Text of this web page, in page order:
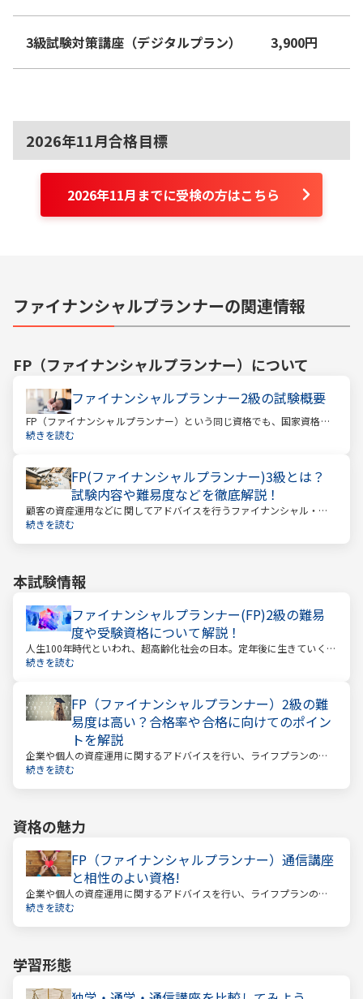
3級試験対策講座（デジタルプラン） 3,900円
2026年11月合格目標
2026年11月までに受検の方はこちら
ファイナンシャルプランナーの関連情報
FP（ファイナンシャルプランナー） について
ファイナンシャルプランナー2級の試験概要
FP（ファイナンシャルプランナー）という同じ資格でも、国家資格と
民間資格の2種類にわかれています。
続きを読む
FP(ファイナンシャルプランナー)3級とは？
試験内容や難易度などを徹底解説！
顧客の資産運用などに関してアドバイスを行うファイナンシャル・プ
ランナー。このファイナンシャル・プランナーとして働くときに、大
続きを読む
本試験情報
ファイナンシャルプランナー(FP)2級の難易
度や受験資格について解説！
人生100年時代といわれ、超高齢化社会の日本。定年後に生きていく時
間も当然長くなっています。今どんな年齢の人でも、安心して暮らし
続きを読む
FP（ファイナンシャルプランナー）2級の難
易度は高い？合格率や合格に向けてのポイン
トを解説
企業や個人の資産運用に関するアドバイスを行い、ライフプランの設
計を提案するファイナンシャルプランナー。
続きを読む
資格の魅力
FP（ファイナンシャルプランナー）通信講座
と相性のよい資格!
企業や個人の資産運用に関するアドバイスを行い、ライフプランの設
計を提案するファイナンシャルプランナー
続きを読む
学習形態